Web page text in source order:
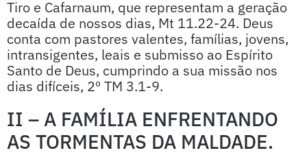
Tiro e Cafarnaum, que representam a geração
decaída de nossos dias, Mt 11.22-24. Deus
conta com pastores valentes, famílias, jovens,
intransigentes, leais e submisso ao Espírito
Santo de Deus, cumprindo a sua missão nos
dias difíceis, 2º TM 3.1-9.
II – A FAMÍLIA ENFRENTANDO
AS TORMENTAS DA MALDADE.